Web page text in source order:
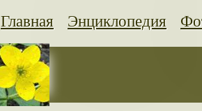
Главная Энциклопедия